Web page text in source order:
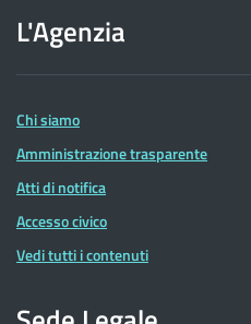
dell'Agenzia
delle
Entrate
L'Agenzia
Chi siamo
Amministrazione trasparente
Atti di notifica
Accesso civico
Vedi tutti i contenuti